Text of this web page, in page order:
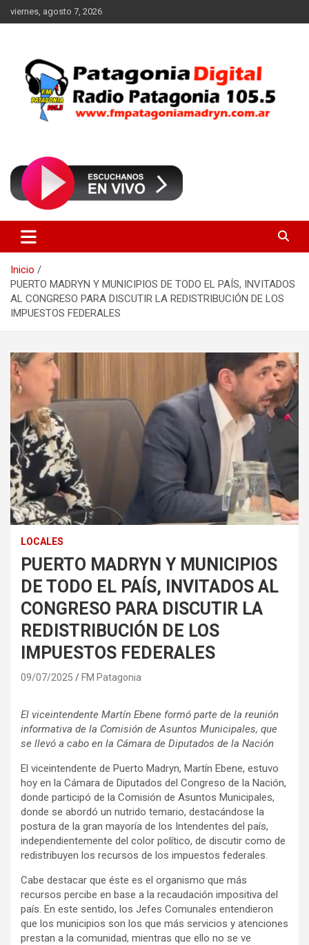
Saltar
al
viernes, agosto 7, 2026
FM Patagonia Madryn
Inicio
PUERTO MADRYN Y MUNICIPIOS DE TODO EL PAÍS, INVITADOS
AL CONGRESO PARA DISCUTIR LA REDISTRIBUCIÓN DE LOS
IMPUESTOS FEDERALES
LOCALES
PUERTO MADRYN Y MUNICIPIOS
DE TODO EL PAÍS, INVITADOS AL
CONGRESO PARA DISCUTIR LA
REDISTRIBUCIÓN DE LOS
IMPUESTOS FEDERALES
09/07/2025 FM Patagonia
El viceintendente Martín Ebene formó parte de la reunión
informativa de la Comisión de Asuntos Municipales, que
se llevó a cabo en la Cámara de Diputados de la Nación
El viceintendente de Puerto Madryn, Martín Ebene, estuvo
hoy en la Cámara de Diputados del Congreso de la Nación,
donde participó de la Comisión de Asuntos Municipales,
donde se abordó un nutrido temario, destacándose la
postura de la gran mayoría de los Intendentes del país,
independientemente del color político, de discutir como de
redistribuyen los recursos de los impuestos federales.
Cabe destacar que éste es el organismo que más
recursos percibe en base a la recaudación impositiva del
país. En este sentido, los Jefes Comunales entendieron
que los municipios son los que más servicios y atenciones
prestan a la comunidad, mientras que ello no se ve